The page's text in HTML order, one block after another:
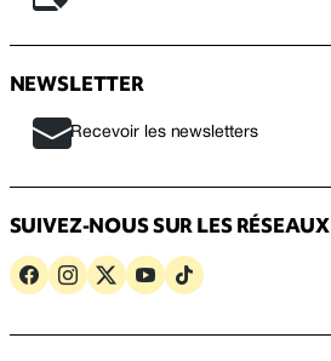
NEWSLETTER
Recevoir les newsletters
SUIVEZ-NOUS SUR LES RÉSEAUX